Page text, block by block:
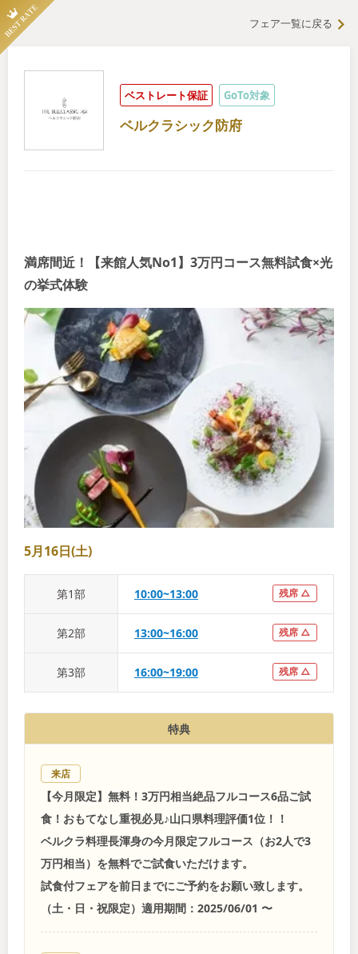
フェア一覧に戻る
ベストレート保証 GoTo対象
ベルクラシック防府
満席間近！【来館人気No1】3万円コース無料試食×光
の挙式体験
5月16日(土)
第1部 10:00~13:00 残席 △
第2部 13:00~16:00 残席 △
第3部 16:00~19:00 残席 △
特典
来店
【今月限定】無料！3万円相当絶品フルコース6品ご試
食！おもてなし重視必見♪山口県料理評価1位！！
ベルクラ料理長渾身の今月限定フルコース（お2人で3
万円相当）を無料でご試食いただけます。
試食付フェアを前日までにご予約をお願い致します。
（土・日・祝限定）適用期間：2025/06/01 〜